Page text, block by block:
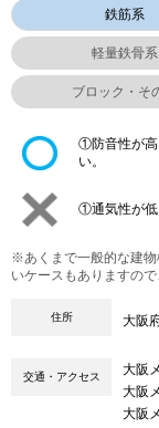
鉄筋系
軽量鉄骨系
ブロック・そ
①防音性が
い。
①通気性が低
※あくまで一般的な建物
いケースもありますの
住所 大阪
交通・アクセス 大阪
大阪
大阪